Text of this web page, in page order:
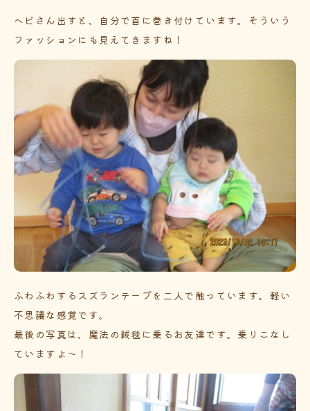
ヘビさん出すと、自分で首に巻き付けています。そういう
ファッションにも見えてきますね！
ふわふわするスズランテープを二人で触っています。軽い
不思議な感覚です。
最後の写真は、魔法の絨毯に乗るお友達です。乗りこなし
ていますよ～！